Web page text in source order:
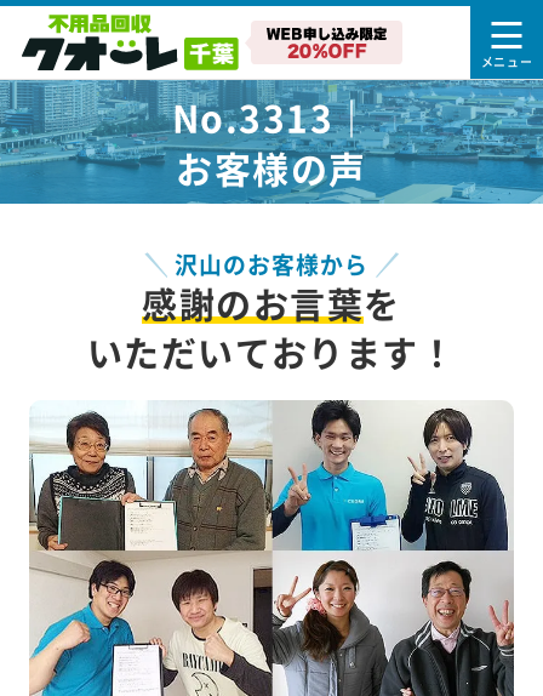
No.3313｜
お客様の声
沢山のお客様から
感謝のお言葉を
いただいております！